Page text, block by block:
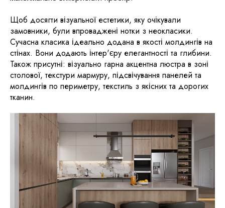
Щоб досягти візуальної естетики, яку очікували
замовники, були впроваджені нотки з неокласики.
Сучасна класика ідеально додана в якості молдингів на
стінах. Вони додають інтер'єру елегантності та глибини.
Також присутні: візуально гарна акцентна люстра в зоні
столової, текстури мармуру, підсвічування панелей та
молдингів по периметру, текстиль з якісних та дорогих
тканин.